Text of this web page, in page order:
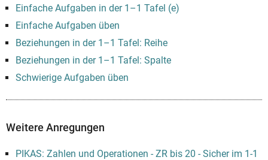
Einfache Aufgaben in der 1–1 Tafel (e)
Einfache Aufgaben üben
Beziehungen in der 1–1 Tafel: Reihe
Beziehungen in der 1–1 Tafel: Spalte
Schwierige Aufgaben üben
Weitere Anregungen
PIKAS: Zahlen und Operationen - ZR bis 20 - Sicher im 1-1